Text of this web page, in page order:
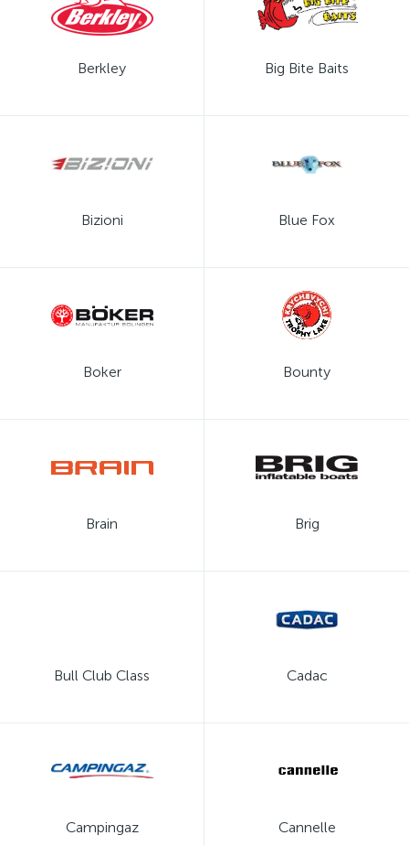
Berkley Big Bite Baits
Bizioni Blue Fox
Boker Bounty
Brain Brig
Bull Club Class Cadac
Campingaz Cannelle